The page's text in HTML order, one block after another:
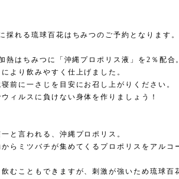
れる琉球百花はちみつのご予約となります。
熱はちみつに「沖縄プロポリス液」を2％配合
より飲みやすく仕上げました。
前に一さじを目安にお召し上がりください。
ィルスに負けない身体を作りましょう！
と言われる、沖縄プロポリス。
らミツバチが集めてくるプロポリスをアルコ
むこともできますが、刺激が強いため琉球百